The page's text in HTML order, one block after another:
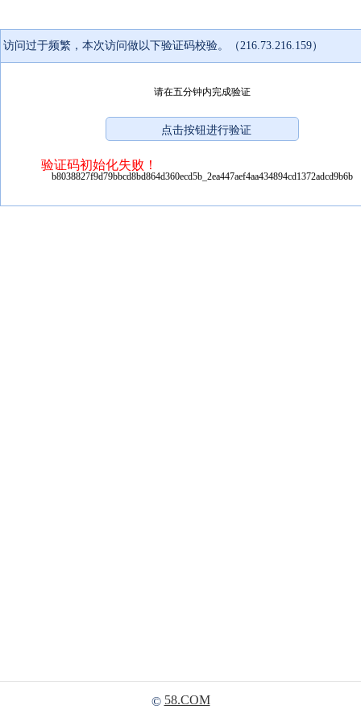
访问过于频繁，本次访问做以下验证码校验。（216.73.216.159）
请在五分钟内完成验证
验证码初始化失败！
b8038827f9d79bbcd8bd864d360ecd5b_2ea447aef4aa434894cd1372adcd9b6b
© 58.COM